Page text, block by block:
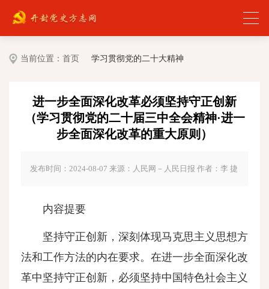
当前位置： 首页 学习贯彻党的二十大精神
进一步全面深化改革必须坚持守正创新
（学习贯彻党的二十届三中全会精神·进一
步全面深化改革的重大原则）
发布时间：2024-08-07 来源：人民网－人民日报 作者：李 捷
内容提要
坚持守正创新，深刻体现马克思主义思想方
法和工作方法的内在要求。在进一步全面深化改
革中坚持守正创新，必须坚持中国特色社会主义